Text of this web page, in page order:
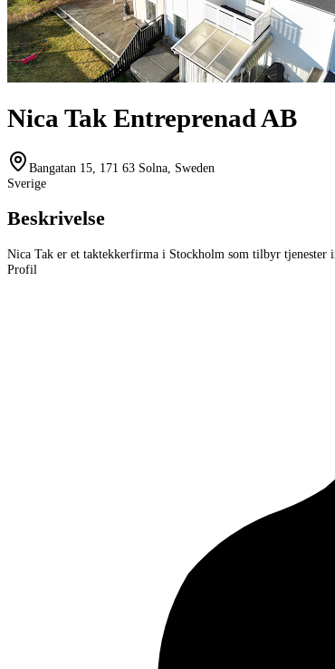
Nica Tak Entreprenad AB
Bangatan 15, 171 63 Solna, Sweden
Sverige
Beskrivelse
Nica Tak er et taktekkerfirma i Stockholm som tilbyr tjenester
Profil